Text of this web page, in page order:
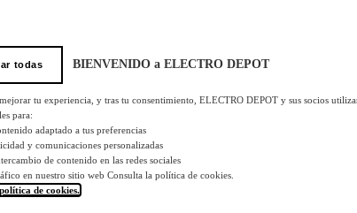
todas BIENVENIDO a ELECTRO DEPOT
tu experiencia, y tras tu consentimiento, ELECTRO DEPOT y sus socios
para:
adaptado a tus preferencias
y comunicaciones personalizadas
de contenido en las redes sociales
en nuestro sitio web Consulta la política de cookies.
de cookies.